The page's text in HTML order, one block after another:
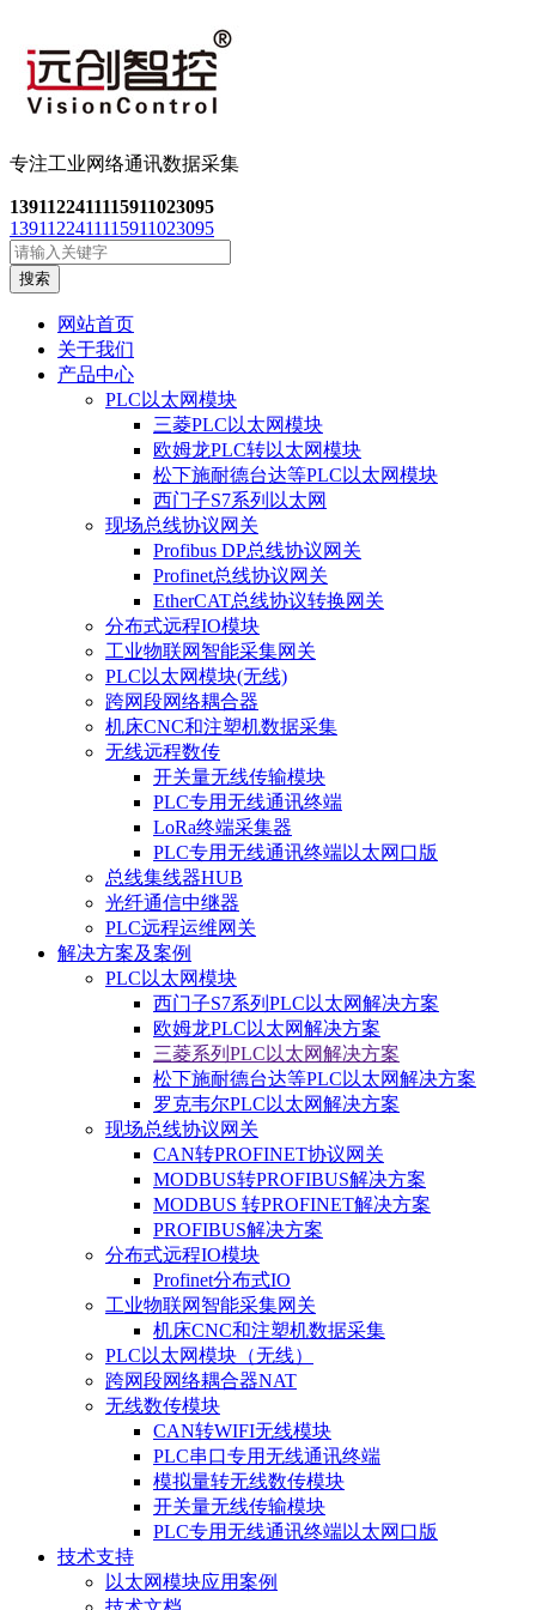
专注工业网络通讯数据采集
1391122411115911023095
1391122411115911023095
搜索
网站首页
关于我们
产品中心
PLC以太网模块
三菱PLC以太网模块
欧姆龙PLC转以太网模块
松下施耐德台达等PLC以太网模块
西门子S7系列以太网
现场总线协议网关
Profibus DP总线协议网关
Profinet总线协议网关
EtherCAT总线协议转换网关
分布式远程IO模块
工业物联网智能采集网关
PLC以太网模块(无线)
跨网段网络耦合器
机床CNC和注塑机数据采集
无线远程数传
开关量无线传输模块
PLC专用无线通讯终端
LoRa终端采集器
PLC专用无线通讯终端以太网口版
总线集线器HUB
光纤通信中继器
PLC远程运维网关
解决方案及案例
PLC以太网模块
西门子S7系列PLC以太网解决方案
欧姆龙PLC以太网解决方案
三菱系列PLC以太网解决方案
松下施耐德台达等PLC以太网解决方案
罗克韦尔PLC以太网解决方案
现场总线协议网关
CAN转PROFINET协议网关
MODBUS转PROFIBUS解决方案
MODBUS 转PROFINET解决方案
PROFIBUS解决方案
分布式远程IO模块
Profinet分布式IO
工业物联网智能采集网关
机床CNC和注塑机数据采集
PLC以太网模块（无线）
跨网段网络耦合器NAT
无线数传模块
CAN转WIFI无线模块
PLC串口专用无线通讯终端
模拟量转无线数传模块
开关量无线传输模块
PLC专用无线通讯终端以太网口版
技术支持
以太网模块应用案例